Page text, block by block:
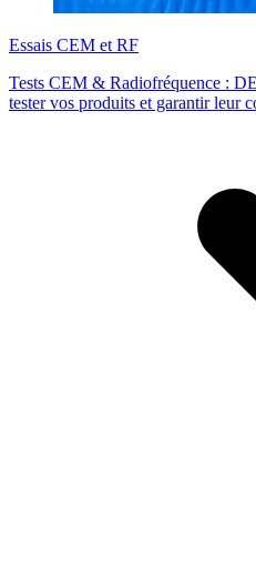
Essais CEM et RF
Tests CEM & Radiofréquence :
tester vos produits et garantir leur